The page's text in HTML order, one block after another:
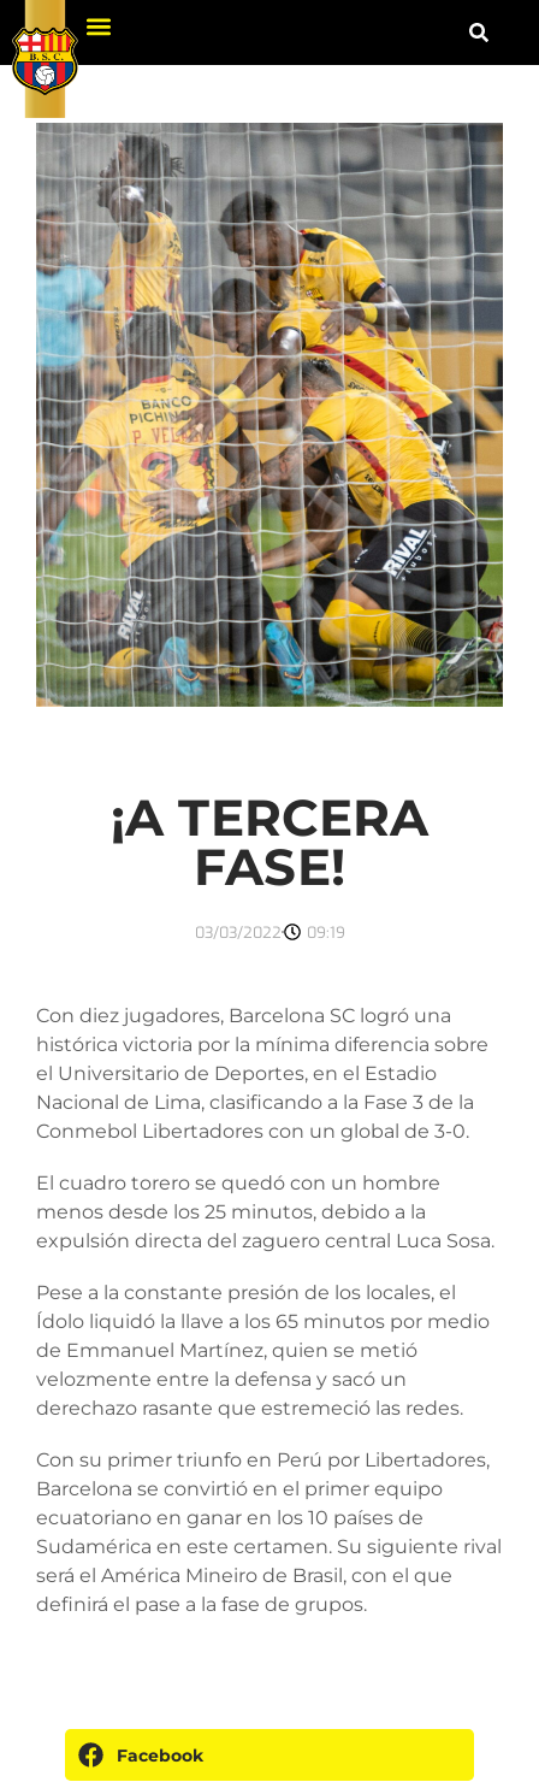
¡A TERCERA
FASE!
03/03/2022 09:19
Con diez jugadores, Barcelona SC logró una
histórica victoria por la mínima diferencia sobre
el Universitario de Deportes, en el Estadio
Nacional de Lima, clasificando a la Fase 3 de la
Conmebol Libertadores con un global de 3-0.
El cuadro torero se quedó con un hombre
menos desde los 25 minutos, debido a la
expulsión directa del zaguero central Luca Sosa.
Pese a la constante presión de los locales, el
Ídolo liquidó la llave a los 65 minutos por medio
de Emmanuel Martínez, quien se metió
velozmente entre la defensa y sacó un
derechazo rasante que estremeció las redes.
Con su primer triunfo en Perú por Libertadores,
Barcelona se convirtió en el primer equipo
ecuatoriano en ganar en los 10 países de
Sudamérica en este certamen. Su siguiente rival
será el América Mineiro de Brasil, con el que
definirá el pase a la fase de grupos.
Facebook